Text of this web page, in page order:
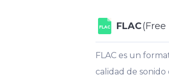
FLAC FLAC(Free
FLAC es un
calidad de